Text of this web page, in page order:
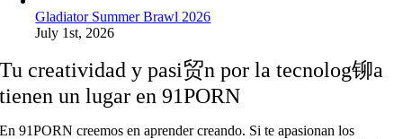
Gladiator Summer Brawl 2026
July 1st, 2026
Tu creatividad y pasi贸n por la tecnolog铆a
tienen un lugar en 91PORN
En 91PORN creemos en aprender creando. Si te apasionan los